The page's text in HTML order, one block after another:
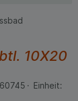
10X20
Einheit: